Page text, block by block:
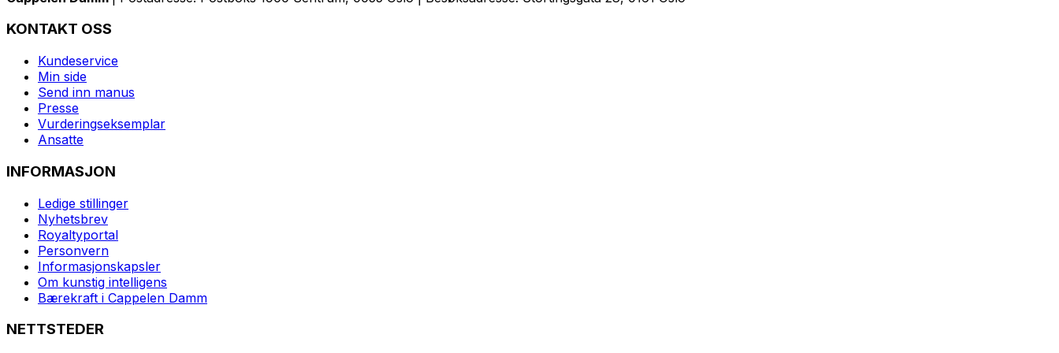
KONTAKT OSS
Kundeservice
Min side
Send inn manus
Presse
Vurderingseksemplar
Ansatte
INFORMASJON
Ledige stillinger
Nyhetsbrev
Royaltyportal
Personvern
Informasjonskapsler
Om kunstig intelligens
Bærekraft i Cappelen Damm
NETTSTEDER